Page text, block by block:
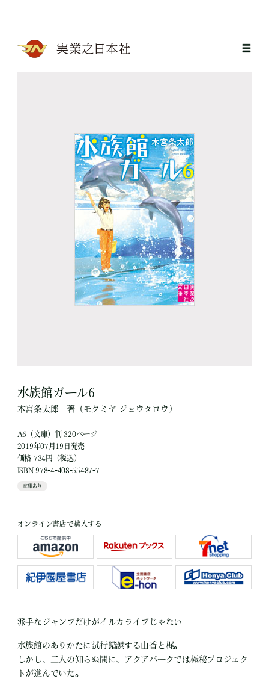
水族館ガール6
木宮条太郎 著 （モクミヤ ジョウタロウ）
A6（文庫）判 320ページ
2019年07月19日発売
価格 734円（税込）
ISBN 978-4-408-55487-7
在庫あり
オンライン書店で購入する
派手なジャンプだけがイルカライブじゃない――
水族館のありかたに試行錯誤する由香と梶。
しかし、二人の知らぬ間に、アクアパークでは極秘プロジェク
トが進んでいた。